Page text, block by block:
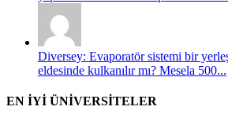
Diversey: Evaporatör sistemi bir
eldesinde kulkanılır mı? Mesela 500...
EN İYİ ÜNİVERSİTELER